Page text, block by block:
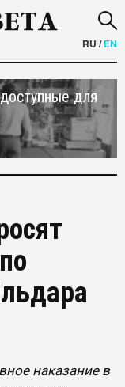
RU /EN
для
наказание в